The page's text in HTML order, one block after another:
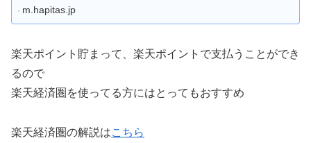
m.hapitas.jp
楽天ポイント貯まって、楽天ポイントで支払うことができ
るので
楽天経済圏を使ってる方にはとってもおすすめ
楽天経済圏の解説はこちら